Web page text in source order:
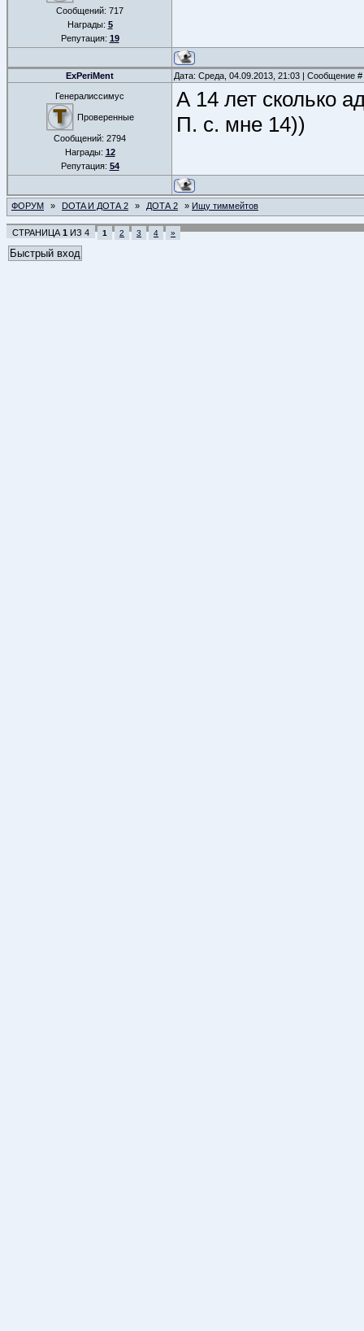
Сообщений: 717
Награды: 5
Репутация: 19
ExPeriMent Дата: Среда, 04.09.2013, 21:03 | Сообщение #
Генералиссимус
Проверенные
Сообщений: 2794
Награды: 12
Репутация: 54
А 14 лет сколько
П. с. мне 14))
ФОРУМ » DOTA И ДОТА 2 » ДОТА 2 » Ищу тиммейтов
СТРАНИЦА 1 ИЗ 4 1 2 3 4 »